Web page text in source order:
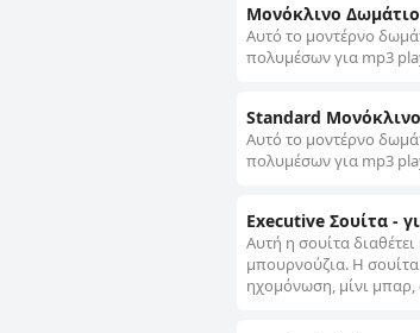
Μονόκλινο
Αυτό το μοντέρνο
πολυμέσων για mp3
Standard
Αυτό το μοντέρνο
πολυμέσων για mp3
Executive Σουίτα -
Αυτή η σουίτα
μπουρνούζια. Η
ηχομόνωση, μίνι μπαρ,